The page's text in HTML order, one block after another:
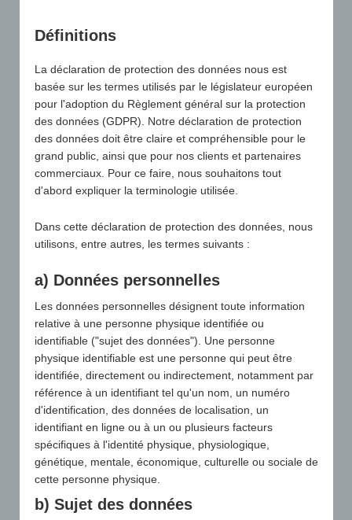
engagés sans nous avoir contactés au préalable et,
le cas échéant, nous déposerons une contre-plainte
pour violation des dispositions susmentionnées.
Clause de non-responsabilité
Responsabilité pour les liens
Notre offre contient des liens vers des sites web
externes de tiers, sur le contenu desquels nous
n'avons aucune influence. C'est pourquoi nous ne
pouvons pas non plus nous porter garants de ces
contenus externes. Le fournisseur ou l'exploitant des
pages liées est toujours responsable des contenus
de ces pages. Les pages liées ont été contrôlées au
qu'elles ne présentaient pas d'infraction à la loi.
Aucun contenu illégal n'a été identifié au moment de
la création du lien. Un contrôle permanent du
contenu des pages liées n'est cependant pas
exigible sans indices concrets d'une violation de la
loi. Dès que nous aurons connaissance d'une
violation de la loi, nous supprimerons
immédiatement les liens concernés.
Responsabilité du contenu
Le contenu de nos pages a été élaboré avec le plus
grand soin. Nous ne pouvons toutefois pas garantir
l'exactitude, l'exhaustivité et l'actualité des
contenus. En tant que prestataire de services, nous
Définitions
La déclaration de protection des données nous est
basée sur les termes utilisés par le législateur européen
pour l'adoption du Règlement général sur la protection
des données (GDPR). Notre déclaration de protection
des données doit être claire et compréhensible pour le
grand public, ainsi que pour nos clients et partenaires
commerciaux. Pour ce faire, nous souhaitons tout
d'abord expliquer la terminologie utilisée.
Dans cette déclaration de protection des données, nous
utilisons, entre autres, les termes suivants :
a) Données personnelles
Les données personnelles désignent toute information
relative à une personne physique identifiée ou
identifiable ("sujet des données"). Une personne
physique identifiable est une personne qui peut être
identifiée, directement ou indirectement, notamment par
référence à un identifiant tel qu'un nom, un numéro
d'identification, des données de localisation, un
identifiant en ligne ou à un ou plusieurs facteurs
spécifiques à l'identité physique, physiologique,
génétique, mentale, économique, culturelle ou sociale de
cette personne physique.
b) Sujet des données